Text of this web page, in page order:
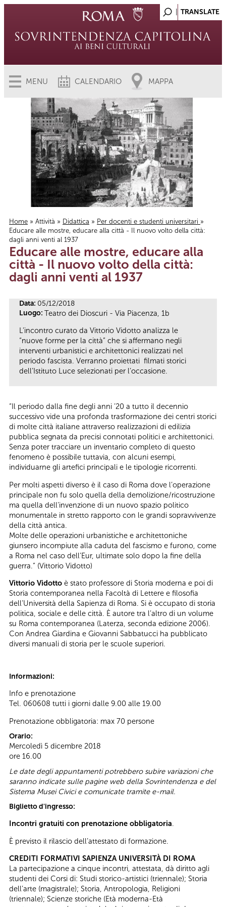
MENU CALENDARIO MAPPA
Tu sei qui
Home » Attività » Didattica » Per docenti e studenti universitari »
Educare alle mostre, educare alla città - Il nuovo volto della città:
dagli anni venti al 1937
Educare alle mostre, educare alla
città - Il nuovo volto della città:
dagli anni venti al 1937
Data: 05/12/2018
Luogo: Teatro dei Dioscuri - Via Piacenza, 1b
L’incontro curato da Vittorio Vidotto analizza le
“nuove forme per la città” che si affermano negli
interventi urbanistici e architettonici realizzati nel
periodo fascista. Verranno proiettati filmati storici
dell’Istituto Luce selezionati per l’occasione.
“Il periodo dalla fine degli anni ’20 a tutto il decennio
successivo vide una profonda trasformazione dei centri storici
di molte città italiane attraverso realizzazioni di edilizia
pubblica segnata da precisi connotati politici e architettonici.
Senza poter tracciare un inventario completo di questo
fenomeno è possibile tuttavia, con alcuni esempi,
individuarne gli artefici principali e le tipologie ricorrenti.
Per molti aspetti diverso è il caso di Roma dove l’operazione
principale non fu solo quella della demolizione/ricostruzione
ma quella dell’invenzione di un nuovo spazio politico
monumentale in stretto rapporto con le grandi sopravvivenze
della città antica.
Molte delle operazioni urbanistiche e architettoniche
giunsero incompiute alla caduta del fascismo e furono, come
a Roma nel caso dell’Eur, ultimate solo dopo la fine della
guerra.” (Vittorio Vidotto)
Vittorio Vidotto è stato professore di Storia moderna e poi di
Storia contemporanea nella Facoltà di Lettere e filosofia
dell’Università della Sapienza di Roma. Si è occupato di storia
politica, sociale e delle città. È autore tra l’altro di un volume
su Roma contemporanea (Laterza, seconda edizione 2006).
Con Andrea Giardina e Giovanni Sabbatucci ha pubblicato
diversi manuali di storia per le scuole superiori.
Informazioni:
Info e prenotazione
Tel. 060608 tutti i giorni dalle 9.00 alle 19.00
Prenotazione obbligatoria: max 70 persone
Orario:
Mercoledì 5 dicembre 2018
ore 16.00
Le date degli appuntamenti potrebbero subire variazioni che
saranno indicate sulle pagine web della Sovrintendenza e del
Sistema Musei Civici e comunicate tramite e-mail.
Biglietto d'ingresso:
Incontri gratuiti con prenotazione obbligatoria.
È previsto il rilascio dell’attestato di formazione.
CREDITI FORMATIVI SAPIENZA UNIVERSITÀ DI ROMA
La partecipazione a cinque incontri, attestata, dà diritto agli
studenti dei Corsi di: Studi storico-artistici (triennale); Storia
dell’arte (magistrale); Storia, Antropologia, Religioni
(triennale); Scienze storiche (Età moderna-Età